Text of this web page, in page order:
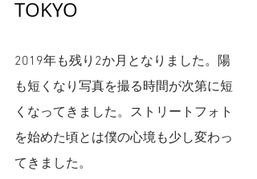
TOKYO
2019年も残り2か月となりました。陽
も短くなり写真を撮る時間が次第に短
くなってきました。ストリートフォト
を始めた頃とは僕の心境も少し変わっ
てきました。